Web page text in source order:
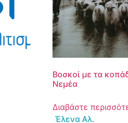
Βοσκοί με τα
Νεμέα
Διαβάστε
Έλενα Αλ.